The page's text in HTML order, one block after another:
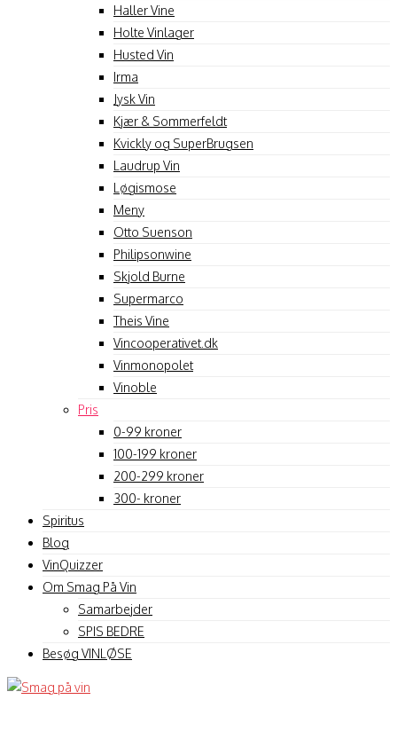
Haller Vine
Holte Vinlager
Husted Vin
Irma
Jysk Vin
Kjær & Sommerfeldt
Kvickly og SuperBrugsen
Laudrup Vin
Løgismose
Meny
Otto Suenson
Philipsonwine
Skjold Burne
Supermarco
Theis Vine
Vincooperativet.dk
Vinmonopolet
Vinoble
Pris
0-99 kroner
100-199 kroner
200-299 kroner
300- kroner
Spiritus
Blog
VinQuizzer
Om Smag På Vin
Samarbejder
SPIS BEDRE
Besøg VINLØSE